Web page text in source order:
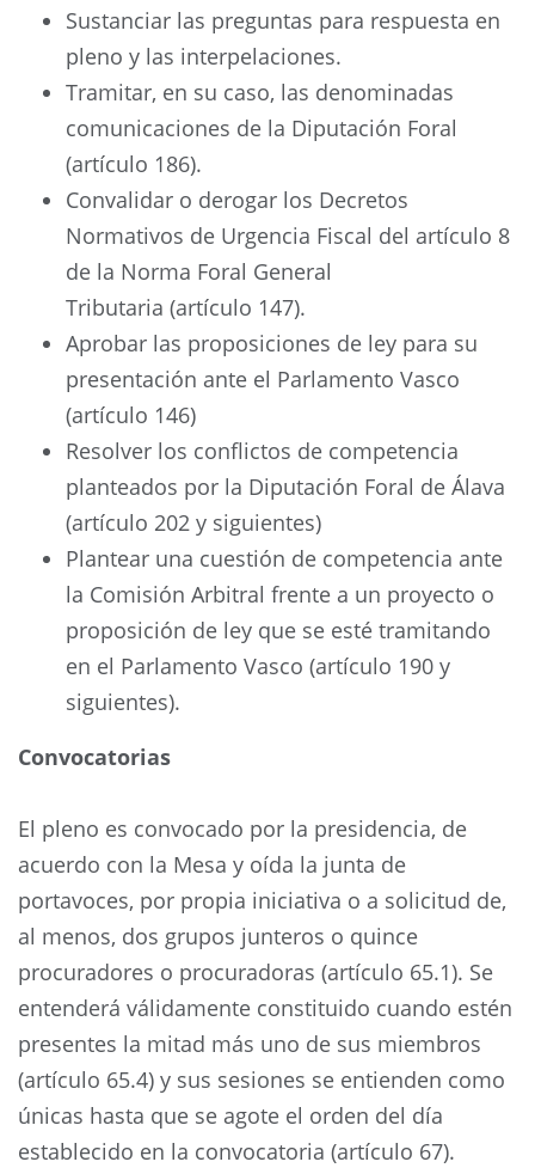
Sustanciar las preguntas para respuesta en
pleno y las interpelaciones.
Tramitar, en su caso, las denominadas
comunicaciones de la Diputación Foral
(artículo 186).
Convalidar o derogar los Decretos
Normativos de Urgencia Fiscal del artículo 8
de la Norma Foral General
Tributaria (artículo 147).
Aprobar las proposiciones de ley para su
presentación ante el Parlamento Vasco
(artículo 146)
Resolver los conflictos de competencia
planteados por la Diputación Foral de Álava
(artículo 202 y siguientes)
Plantear una cuestión de competencia ante
la Comisión Arbitral frente a un proyecto o
proposición de ley que se esté tramitando
en el Parlamento Vasco (artículo 190 y
siguientes).
Convocatorias
El pleno es convocado por la presidencia, de
acuerdo con la Mesa y oída la junta de
portavoces, por propia iniciativa o a solicitud de,
al menos, dos grupos junteros o quince
procuradores o procuradoras (artículo 65.1). Se
entenderá válidamente constituido cuando estén
presentes la mitad más uno de sus miembros
(artículo 65.4) y sus sesiones se entienden como
únicas hasta que se agote el orden del día
establecido en la convocatoria (artículo 67).